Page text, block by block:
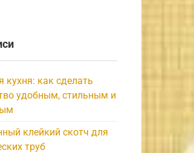
кухня: как сделать
удобным, стильным и
клейкий скотч для
труб